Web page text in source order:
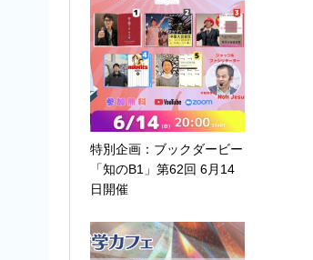
特別企画：ブックダービー
「知のB1」第62回 6月14
日開催